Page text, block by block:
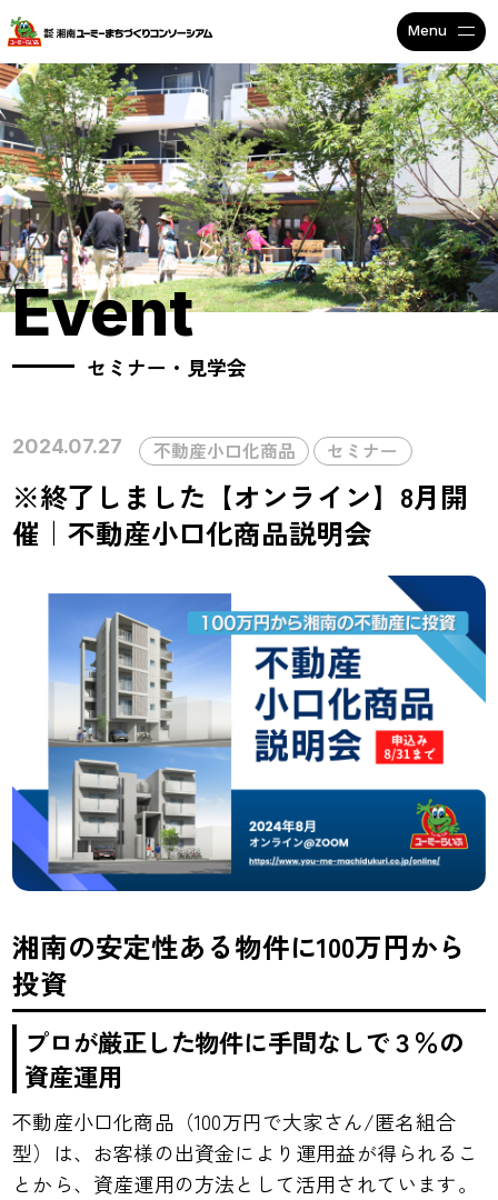
不動産投資で安定収入な
Event
セミナー・見学会
2024.07.27 不動産小口化商品 セミナー
※終了しました【オンライン】8月開
催｜不動産小口化商品説明会
湘南の安定性ある物件に100万円から
投資
プロが厳正した物件に手間なしで３％の
資産運用
不動産小口化商品（100万円で大家さん/匿名組合
型）は、お客様の出資金により運用益が得られるこ
とから、資産運用の方法として活用されています。